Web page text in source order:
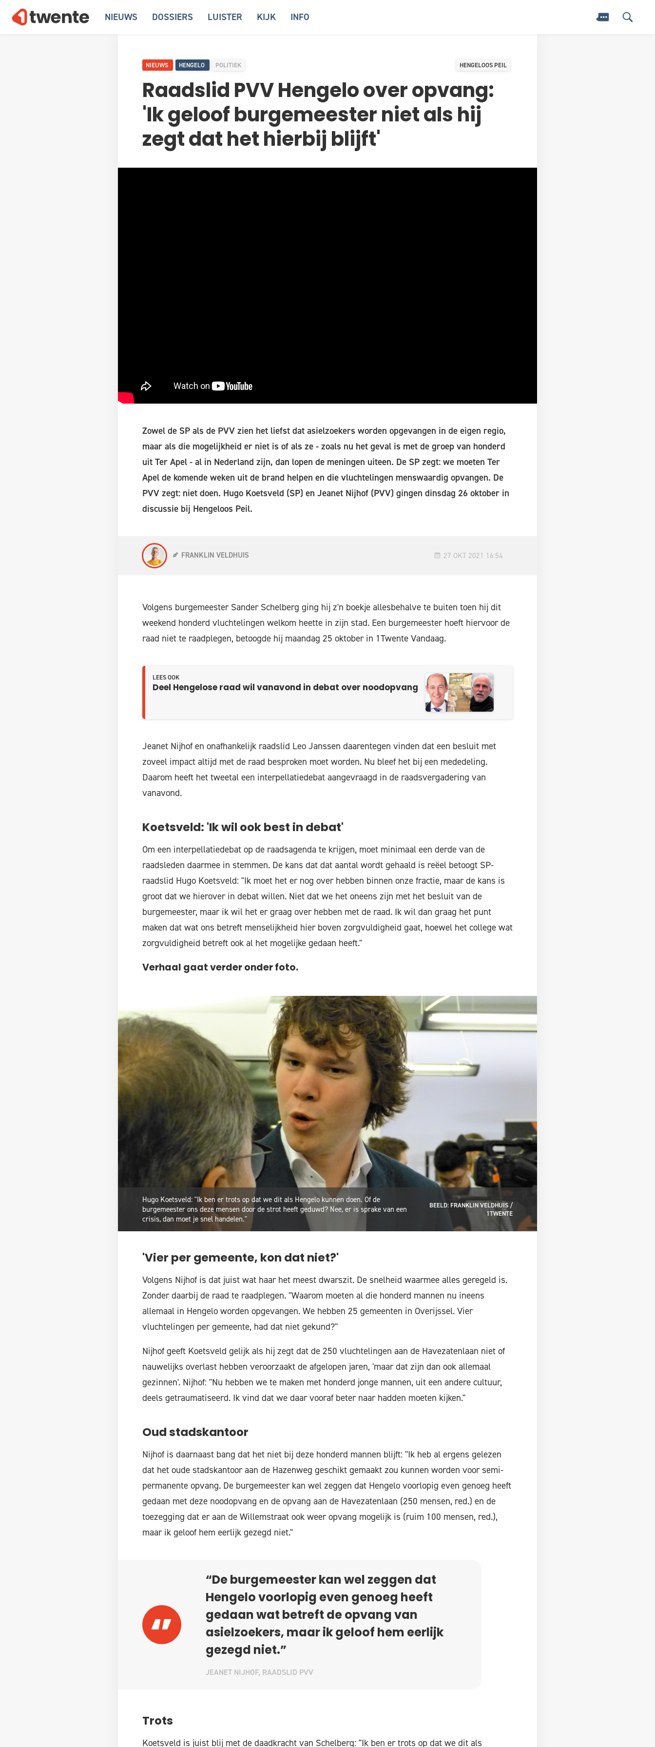
NIEUWS DOSSIERS LUISTER KIJK INFO
NIEUWS HENGELO POLITIEK HENGELOOS PEIL
Raadslid PVV Hengelo over opvang:
'Ik geloof burgemeester niet als hij
zegt dat het hierbij blijft'
Zowel de SP als de PVV zien het liefst dat asielzoekers worden opgevangen in de eigen regio,
maar als die mogelijkheid er niet is of als ze - zoals nu het geval is met de groep van honderd
uit Ter Apel - al in Nederland zijn, dan lopen de meningen uiteen. De SP zegt: we moeten Ter
Apel de komende weken uit de brand helpen en die vluchtelingen menswaardig opvangen. De
PVV zegt: niet doen. Hugo Koetsveld (SP) en Jeanet Nijhof (PVV) gingen dinsdag 26 oktober in
discussie bij Hengeloos Peil.
FRANKLIN VELDHUIS 27 OKT 2021 16:54
Volgens burgemeester Sander Schelberg ging hij z'n boekje allesbehalve te buiten toen hij dit
weekend honderd vluchtelingen welkom heette in zijn stad. Een burgemeester hoeft hiervoor de
raad niet te raadplegen, betoogde hij maandag 25 oktober in 1Twente Vandaag.
LEES OOK
Deel Hengelose raad wil vanavond in debat over noodopvang
Jeanet Nijhof en onafhankelijk raadslid Leo Janssen daarentegen vinden dat een besluit met
zoveel impact altijd met de raad besproken moet worden. Nu bleef het bij een mededeling.
Daarom heeft het tweetal een interpellatiedebat aangevraagd in de raadsvergadering van
vanavond.
Koetsveld: 'Ik wil ook best in debat'
Om een interpellatiedebat op de raadsagenda te krijgen, moet minimaal een derde van de
raadsleden daarmee in stemmen. De kans dat dat aantal wordt gehaald is reëel betoogt SP-
raadslid Hugo Koetsveld: "Ik moet het er nog over hebben binnen onze fractie, maar de kans is
groot dat we hierover in debat willen. Niet dat we het oneens zijn met het besluit van de
burgemeester, maar ik wil het er graag over hebben met de raad. Ik wil dan graag het punt
maken dat wat ons betreft menselijkheid hier boven zorgvuldigheid gaat, hoewel het college wat
zorgvuldigheid betreft ook al het mogelijke gedaan heeft."
Verhaal gaat verder onder foto.
Hugo Koetsveld: "Ik ben er trots op dat we dit als Hengelo kunnen doen. Of de
burgemeester ons deze mensen door de strot heeft geduwd? Nee, er is sprake van een
crisis, dan moet je snel handelen."
BEELD: FRANKLIN VELDHUIS /
1TWENTE
'Vier per gemeente, kon dat niet?'
Volgens Nijhof is dat juist wat haar het meest dwarszit. De snelheid waarmee alles geregeld is.
Zonder daarbij de raad te raadplegen. "Waarom moeten al die honderd mannen nu ineens
allemaal in Hengelo worden opgevangen. We hebben 25 gemeenten in Overijssel. Vier
vluchtelingen per gemeente, had dat niet gekund?"
Nijhof geeft Koetsveld gelijk als hij zegt dat de 250 vluchtelingen aan de Havezatenlaan niet of
nauwelijks overlast hebben veroorzaakt de afgelopen jaren, 'maar dat zijn dan ook allemaal
gezinnen'. Nijhof: "Nu hebben we te maken met honderd jonge mannen, uit een andere cultuur,
deels getraumatiseerd. Ik vind dat we daar vooraf beter naar hadden moeten kijken."
Oud stadskantoor
Nijhof is daarnaast bang dat het niet bij deze honderd mannen blijft: "Ik heb al ergens gelezen
dat het oude stadskantoor aan de Hazenweg geschikt gemaakt zou kunnen worden voor semi-
permanente opvang. De burgemeester kan wel zeggen dat Hengelo voorlopig even genoeg heeft
gedaan met deze noodopvang en de opvang aan de Havezatenlaan (250 mensen, red.) en de
toezegging dat er aan de Willemstraat ook weer opvang mogelijk is (ruim 100 mensen, red.),
maar ik geloof hem eerlijk gezegd niet."
“De burgemeester kan wel zeggen dat
Hengelo voorlopig even genoeg heeft
gedaan wat betreft de opvang van
asielzoekers, maar ik geloof hem eerlijk
gezegd niet.”
JEANET NIJHOF, RAADSLID PVV
Trots
Koetsveld is juist blij met de daadkracht van Schelberg: "Ik ben er trots op dat we dit als